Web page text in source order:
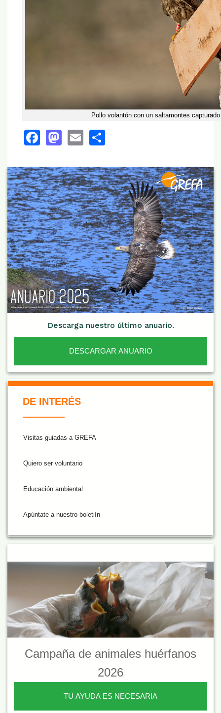
Pollo volantón con un saltamontes capturado
Facebook
Mastodon
Email
Descarga nuestro último anuario.
DESCARGAR ANUARIO
De Interés NARANJA
DE INTERÉS
Visitas guiadas a GREFA
Quiero ser voluntario
Educación ambiental
Apúntate a nuestro boletiín
Campaña de animales huérfanos
2026
TU AYUDA ES NECESARIA